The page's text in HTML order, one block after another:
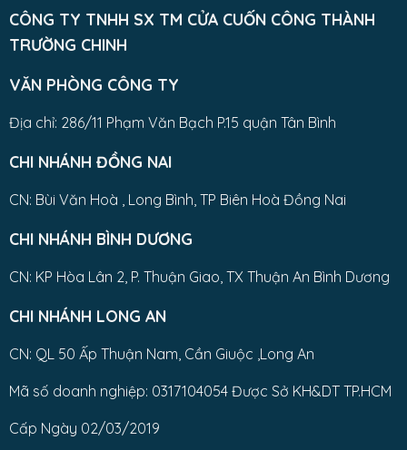
CÔNG TY TNHH SX TM CỬA CUỐN CÔNG THÀNH
TRƯỜNG CHINH
VĂN PHÒNG CÔNG TY
Địa chỉ: 286/11 Phạm Văn Bạch P.15 quận Tân Bình
CHI NHÁNH ĐỒNG NAI
CN: Bùi Văn Hoà , Long Bình, TP Biên Hoà Đồng Nai
CHI NHÁNH BÌNH DƯƠNG
CN: KP Hòa Lân 2, P. Thuận Giao, TX Thuận An Bình Dương
CHI NHÁNH LONG AN
CN: QL 50 Ấp Thuận Nam, Cần Giuộc ,Long An
Mã số doanh nghiệp: 0317104054 Được Sở KH&DT TP.HCM
Cấp Ngày 02/03/2019